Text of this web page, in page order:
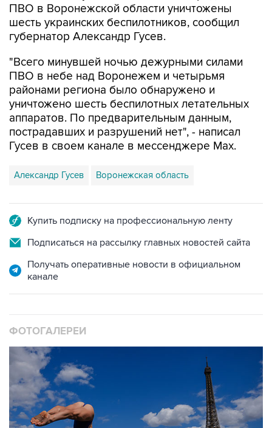
ПВО в Воронежской области уничтожены
шесть украинских беспилотников, сообщил
губернатор Александр Гусев.
"Всего минувшей ночью дежурными силами
ПВО в небе над Воронежем и четырьмя
районами региона было обнаружено и
уничтожено шесть беспилотных летательных
аппаратов. По предварительным данным,
пострадавших и разрушений нет", - написал
Гусев в своем канале в мессенджере Max.
Александр Гусев Воронежская область
Купить подписку на профессиональную ленту
Подписаться на рассылку главных новостей сайта
Получать оперативные новости в официальном
канале
ФОТОГАЛЕРЕИ